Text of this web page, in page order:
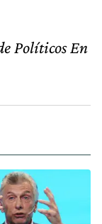
Políticos En